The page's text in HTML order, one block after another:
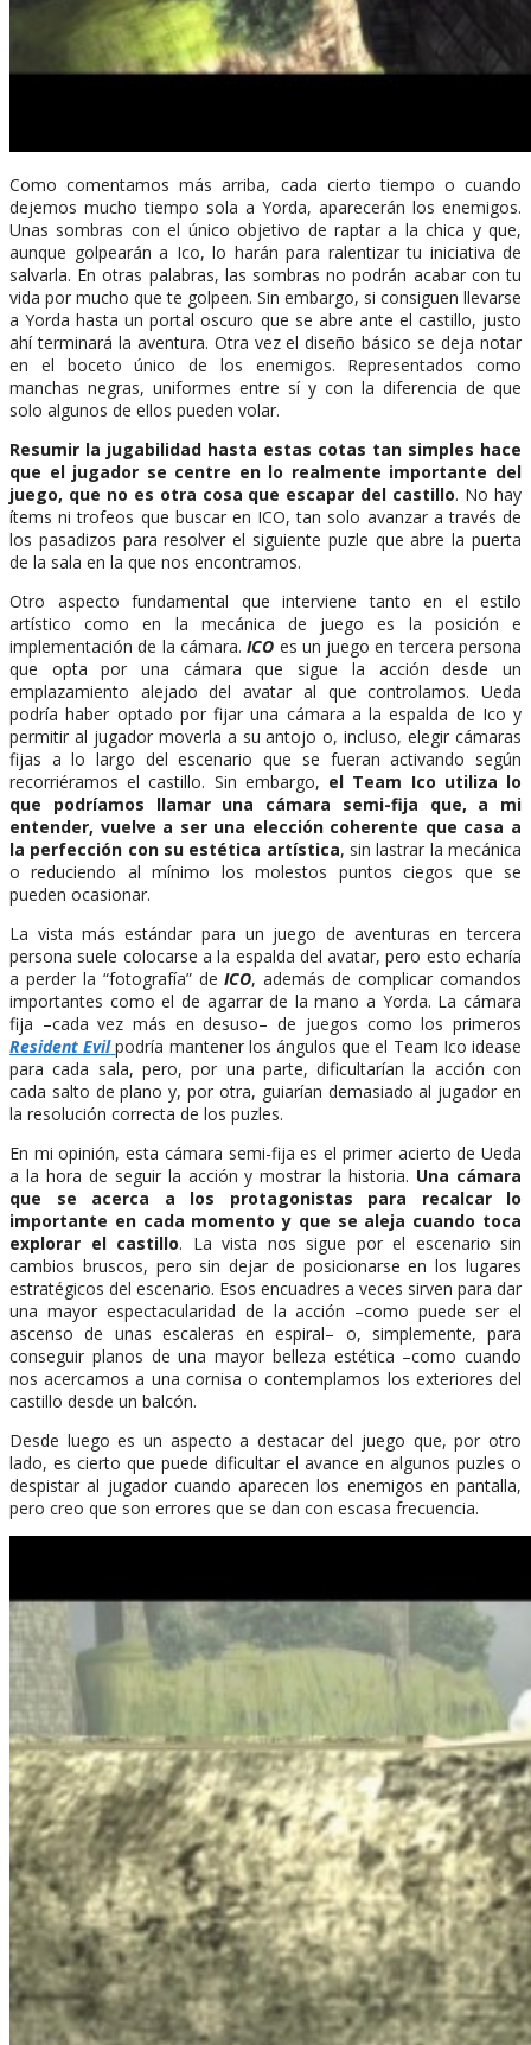
Como comentamos más arriba, cada cierto tiempo o cuando
dejemos mucho tiempo sola a Yorda, aparecerán los enemigos.
Unas sombras con el único objetivo de raptar a la chica y que,
aunque golpearán a Ico, lo harán para ralentizar tu iniciativa de
salvarla. En otras palabras, las sombras no podrán acabar con tu
vida por mucho que te golpeen. Sin embargo, si consiguen llevarse
a Yorda hasta un portal oscuro que se abre ante el castillo, justo
ahí terminará la aventura. Otra vez el diseño básico se deja notar
en el boceto único de los enemigos. Representados como
manchas negras, uniformes entre sí y con la diferencia de que
solo algunos de ellos pueden volar.
Resumir la jugabilidad hasta estas cotas tan simples hace
que el jugador se centre en lo realmente importante del
juego, que no es otra cosa que escapar del castillo. No hay
ítems ni trofeos que buscar en ICO, tan solo avanzar a través de
los pasadizos para resolver el siguiente puzle que abre la puerta
de la sala en la que nos encontramos.
Otro aspecto fundamental que interviene tanto en el estilo
artístico como en la mecánica de juego es la posición e
implementación de la cámara.ICO es un juego en tercera persona
que opta por una cámara que sigue la acción desde un
emplazamiento alejado del avatar al que controlamos. Ueda
podría haber optado por fijar una cámara a la espalda de Ico y
permitir al jugador moverla a su antojo o, incluso, elegir cámaras
fijas a lo largo del escenario que se fueran activando según
recorriéramos el castillo. Sin embargo, el Team Ico utiliza lo
que podríamos llamar una cámara semi-fija que, a mi
entender, vuelve a ser una elección coherente que casa a
la perfección con su estética artística, sin lastrar la mecánica
o reduciendo al mínimo los molestos puntos ciegos que se
pueden ocasionar.
La vista más estándar para un juego de aventuras en tercera
persona suele colocarse a la espalda del avatar, pero esto echaría
a perder la “fotografía” deICO, además de complicar comandos
importantes como el de agarrar de la mano a Yorda. La cámara
fija –cada vez más en desuso– de juegos como los primeros
Resident Evil podría mantener los ángulos que el Team Ico idease
para cada sala, pero, por una parte, dificultarían la acción con
cada salto de plano y, por otra, guiarían demasiado al jugador en
la resolución correcta de los puzles.
En mi opinión, esta cámara semi-fija es el primer acierto de Ueda
a la hora de seguir la acción y mostrar la historia. Una cámara
que se acerca a los protagonistas para recalcar lo
importante en cada momento y que se aleja cuando toca
explorar el castillo. La vista nos sigue por el escenario sin
cambios bruscos, pero sin dejar de posicionarse en los lugares
estratégicos del escenario. Esos encuadres a veces sirven para dar
una mayor espectacularidad de la acción –como puede ser el
ascenso de unas escaleras en espiral– o, simplemente, para
conseguir planos de una mayor belleza estética –como cuando
nos acercamos a una cornisa o contemplamos los exteriores del
castillo desde un balcón.
Desde luego es un aspecto a destacar del juego que, por otro
lado, es cierto que puede dificultar el avance en algunos puzles o
despistar al jugador cuando aparecen los enemigos en pantalla,
pero creo que son errores que se dan con escasa frecuencia.